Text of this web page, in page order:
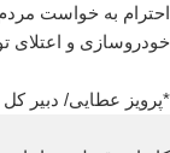
احترام به خواست
خودروسازی و اعتلای
*پرویز عطایی/ دبیر